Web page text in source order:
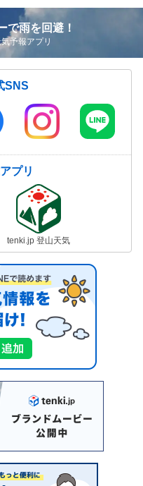
で雨を回避！
予報アプリ
SNS
プリ
tenki.jp 登山天気